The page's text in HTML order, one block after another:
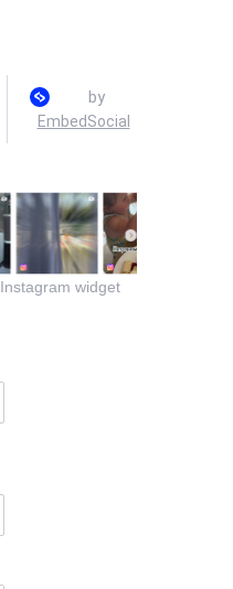
Instagram widget